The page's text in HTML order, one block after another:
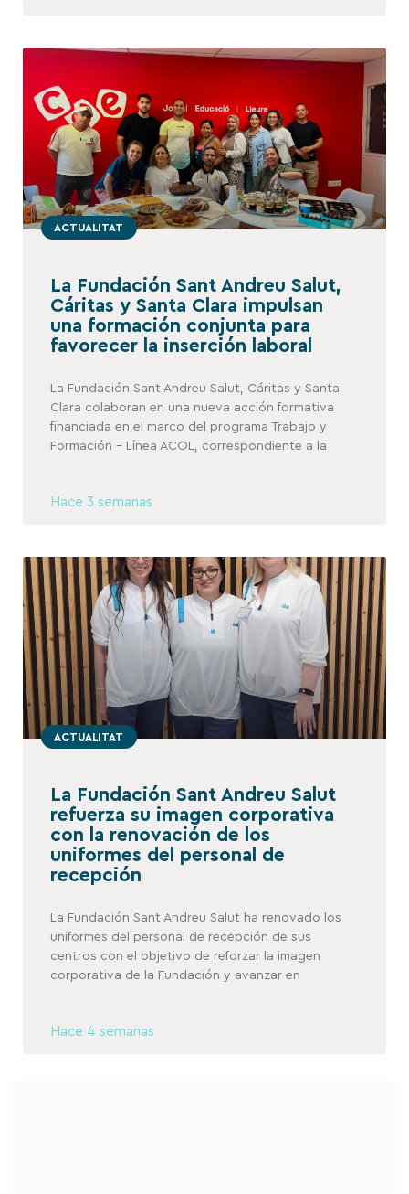
ACTUALITAT
La Fundación Sant Andreu Salut,
Cáritas y Santa Clara impulsan
una formación conjunta para
favorecer la inserción laboral
La Fundación Sant Andreu Salut, Cáritas y Santa
Clara colaboran en una nueva acción formativa
financiada en el marco del programa Trabajo y
Formación – Línea ACOL, correspondiente a la
Hace 3 semanas
ACTUALITAT
La Fundación Sant Andreu Salut
refuerza su imagen corporativa
con la renovación de los
uniformes del personal de
recepción
La Fundación Sant Andreu Salut ha renovado los
uniformes del personal de recepción de sus
centros con el objetivo de reforzar la imagen
corporativa de la Fundación y avanzar en
Hace 4 semanas